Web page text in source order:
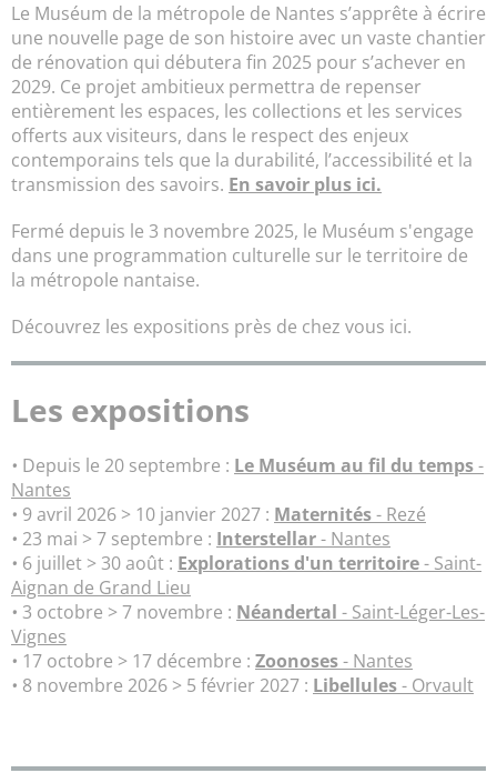
Le Muséum de la métropole de Nantes s’apprête à écrire
une nouvelle page de son histoire avec un vaste chantier
de rénovation qui débutera fin 2025 pour s’achever en
2029. Ce projet ambitieux permettra de repenser
entièrement les espaces, les collections et les services
offerts aux visiteurs, dans le respect des enjeux
contemporains tels que la durabilité, l’accessibilité et la
transmission des savoirs. En savoir plus ici.
Fermé depuis le 3 novembre 2025, le Muséum s'engage
dans une programmation culturelle sur le territoire de
la métropole nantaise.
Découvrez les expositions près de chez vous ici.
Les expositions
• Depuis le 20 septembre : Le Muséum au fil du temps-
Nantes
• 9 avril 2026 > 10 janvier 2027 : Maternités- Rezé
• 23 mai > 7 septembre : Interstellar- Nantes
• 6 juillet > 30 août : Explorations d'un territoire- Saint-
Aignan de Grand Lieu
• 3 octobre > 7 novembre : Néandertal - Saint-Léger-Les-
Vignes
• 17 octobre > 17 décembre : Zoonoses- Nantes
• 8 novembre 2026 > 5 février 2027 : Libellules- Orvault